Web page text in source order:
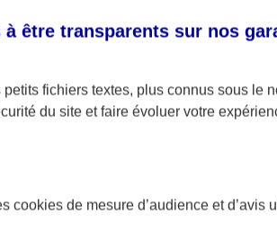
indemnisations en guise de
n’a été désigné ou
fils ou petite-fille, seule une
à être transparents sur nos
fichiers textes, plus connus sous le
du site et faire évoluer votre
cookies de mesure d’audience et